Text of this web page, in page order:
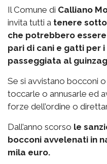
Il Comune di Calliano
invita tutti a tenere
che potrebbero
pari di cani e gatti per
passeggiata al
Se si avvistano bocconi
toccarle o annusarle ed
forze dell’ordine o
Dall’anno scorso le
bocconi avvelenati in
mila euro.